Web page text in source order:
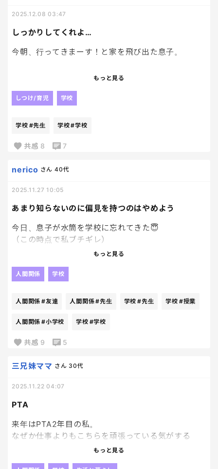
2人は違うクラスだから情報交換みたいな感じでいっ
つもこんな感じ。
いや、今の息子たちの方がロジカルにちゃんと会話
しっかりしてくれよ…
2025.12.08 03:47
今朝、行ってきまーす！と家を飛び出た息子。
10分後にハアハア言いながら帰ってきて、「習字道
「先週担任の先生が休んで書写なかったから学校じ
「あ！そういうこと？」
で、また慌てて出て行きました。
完全に遅刻じゃんか？？
朝タブレット眺めてる時間なんかないっつーの！！
はーーイライラする！！
もっと見る
しつけ/育児 学校
学校 #先生 学校#学校
共感 8 7
あまり知らないのに偏見を持つのはやめよう
nerico さん 40代
2025.11.27 10:05
今日、息子が水筒を学校に忘れてきた😇
（この時点で私ブチギレ）
なぜなら明日学校を休むので、月曜日まで水筒を置
で、息子は塾に行き、私が夕方自転車ぶっ飛ばして取
てもらわなきゃいけないので、事前に電話をしておい
てっきり担任の先生が来るかと思いきや、違うクラ
えず一緒に教室まで。
行って戻ってくるまでに、結構色々話してくれて。
明日からどこに行くんですか？
へー！いいですねー！
もっと見る
人間関係 学校
人間関係 #友達 人間関係#先生 学校 #先生 学校 #授業
人間関係 #小学校 学校 #学校
共感 9 5
PTA
三兄妹ママ さん 30代
2025.11.22 04:07
来年はPTA2年目の私。
なぜか仕事よりもこちらを頑張っている気がする
もっと見る